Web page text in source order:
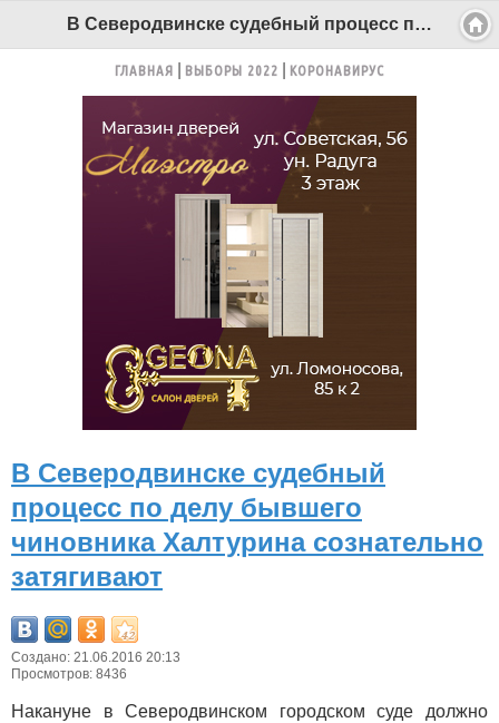
В Северодвинске судебный процесс по делу бывшего чиновника Халтурина сознательно затягивают - Беломорканал Северодвинск tv29.ru
ГЛАВНАЯ ВЫБОРЫ 2022 КОРОНАВИРУС
В Северодвинске судебный
процесс по делу бывшего
чиновника Халтурина сознательно
затягивают
Создано: 21.06.2016 20:13
Просмотров: 8436
Накануне в Северодвинском городском суде должно